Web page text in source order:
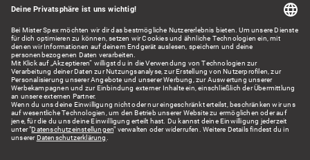
Spaß macht – in einer Kombination aus einem
Produkten mit umfangreicher Optik-Expertise und Beratung
durch den Kundenservice, eigenen Filialen und einem
umfangreichen Partnernetzwerk aus Optikern.
Zu allen Pressemitteilungen